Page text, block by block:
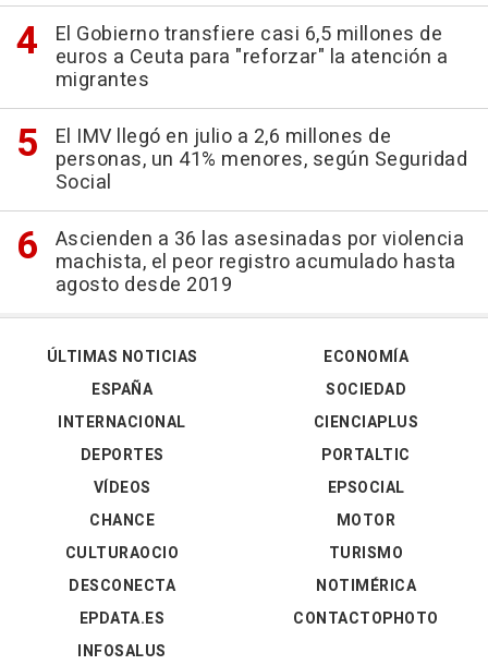
El Gobierno transfiere casi 6,5 millones de
euros a Ceuta para "reforzar" la atención a
migrantes
El IMV llegó en julio a 2,6 millones de
personas, un 41% menores, según Seguridad
Social
Ascienden a 36 las asesinadas por violencia
machista, el peor registro acumulado hasta
agosto desde 2019
ÚLTIMAS NOTICIAS
ESPAÑA
INTERNACIONAL
DEPORTES
VÍDEOS
ECONOMÍA
SOCIEDAD
CIENCIAPLUS
PORTALTIC
EPSOCIAL
CHANCE
CULTURAOCIO
DESCONECTA
EPDATA.ES
INFOSALUS
MOTOR
TURISMO
NOTIMÉRICA
CONTACTOPHOTO